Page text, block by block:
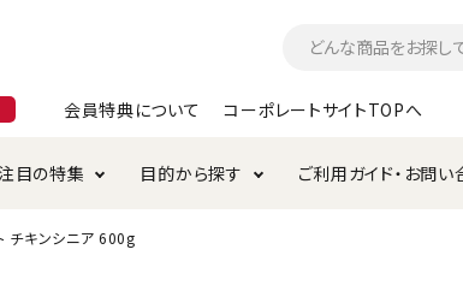
会員特典について コーポレートサイトTOPへ
目の特集 目的から探す ご利用ガイド・お問い
チキンシニア 600g